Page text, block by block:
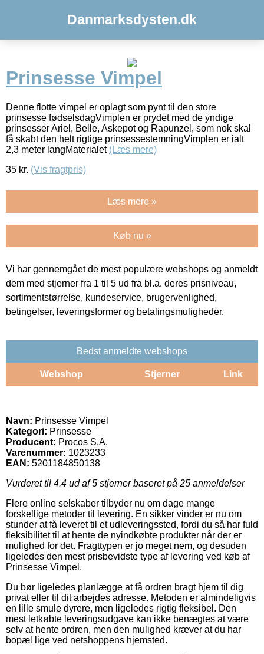
Danmarksdysten.dk
Prinsesse Vimpel
Denne flotte vimpel er oplagt som pynt til den store
prinsesse fødselsdagVimplen er prydet med de yndige
prinsesser Ariel, Belle, Askepot og Rapunzel, som nok skal
få skabt den helt rigtige prinsessestemningVimplen er ialt
2,3 meter langMaterialet (Læs mere)
35 kr. (Vis fragtpris)
Læs mere »
Køb nu »
Vi har gennemgået de mest populære webshops og anmeldt
dem med stjerner fra 1 til 5 ud fra bl.a. deres prisniveau,
sortimentstørrelse, kundeservice, brugervenlighed,
betingelser, leveringsformer og betalingsmuligheder.
Bedst anmeldte webshops
Webshop Stjerner Link
Navn: Prinsesse Vimpel
Kategori: Prinsesse
Producent: Procos S.A.
Varenummer: 1023233
EAN: 5201184850138
Vurderet til 4.4 ud af 5 stjerner baseret på 25 anmeldelser
Flere online selskaber tilbyder nu om dage mange
forskellige metoder til levering. En sikker vinder er nu om
stunder at få leveret til et udleveringssted, fordi du så har fuld
fleksibilitet til at hente de nyindkøbte produkter når der er
mulighed for det. Fragttypen er jo meget nem, og desuden
ligeledes den mest prisbevidste type af levering ved køb af
Prinsesse Vimpel.
Du bør ligeledes planlægge at få ordren bragt hjem til dig
privat eller til dit arbejdes adresse. Metoden er almindeligvis
en lille smule dyrere, men ligeledes rigtig fleksibel. Den
mest letkøbte leveringsudgave kan ikke benægtes at være
selv at hente ordren, men den mulighed kræver at du har
bopæl lige ved netshoppens hjemsted.